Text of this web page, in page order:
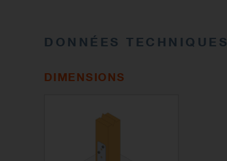
DONNÉES TECHNIQUES
DIMENSIONS